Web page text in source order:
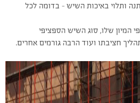
ותלוי באיכות השיש – בדומה לכל
המיון שלו, סוג השיש הספציפי
חציבתו ועוד הרבה גורמים אחרים.